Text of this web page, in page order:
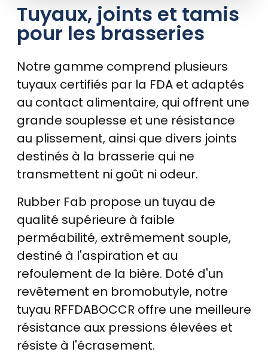
Tuyaux, joints et tamis
pour les brasseries
Notre gamme comprend plusieurs
tuyaux certifiés par la FDA et adaptés
au contact alimentaire, qui offrent une
grande souplesse et une résistance
au plissement, ainsi que divers joints
destinés à la brasserie qui ne
transmettent ni goût ni odeur.
Rubber Fab propose un tuyau de
qualité supérieure à faible
perméabilité, extrêmement souple,
destiné à l'aspiration et au
refoulement de la bière. Doté d'un
revêtement en bromobutyle, notre
tuyau RFFDABOCCR offre une meilleure
résistance aux pressions élevées et
résiste à l'écrasement.